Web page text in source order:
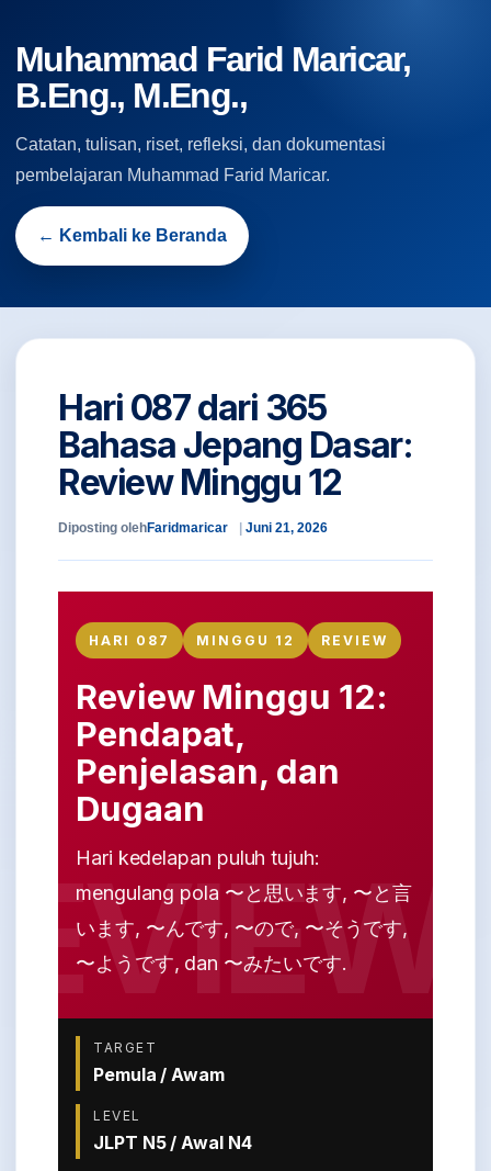
Muhammad Farid Maricar,
B.Eng., M.Eng.,
Catatan, tulisan, riset, refleksi, dan dokumentasi
pembelajaran Muhammad Farid Maricar.
← Kembali ke Beranda
Hari 087 dari 365
Bahasa Jepang Dasar:
Review Minggu 12
Diposting olehFaridmaricar Juni 21, 2026
HARI 087 MINGGU 12 REVIEW
Review Minggu 12:
Pendapat,
Penjelasan, dan
Dugaan
Hari kedelapan puluh tujuh:
mengulang pola 〜と思います, 〜と言
います, 〜んです, 〜ので, 〜そうです,
〜ようです, dan 〜みたいです.
TARGET
Pemula / Awam
LEVEL
JLPT N5 / Awal N4